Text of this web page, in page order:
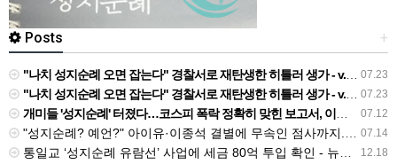
+
Posts
07.23
"나치 성지순례 오면 잡는다" 경찰서로 재탄생한 히틀러 생가 - v.daum.net
07.23
"나치 성지순례 오면 잡는다" 경찰서로 재탄생한 히틀러 생가 - v.daum.net
07.12
개미들 '성지순례' 터졌다…코스피 폭락 정확히 맞힌 보고서, 이번엔 "지금 사야" - 네이트
07.14
"성지순례? 예언?" 아이유·이종석 결별에 무속인 점사까지..과도한 추측 '눈살' [Oh!쎈 초점] - v.daum.net
12.18
통일교 ‘성지순례 유람선’ 사업에 세금 80억 투입 확인 - 뉴스타파